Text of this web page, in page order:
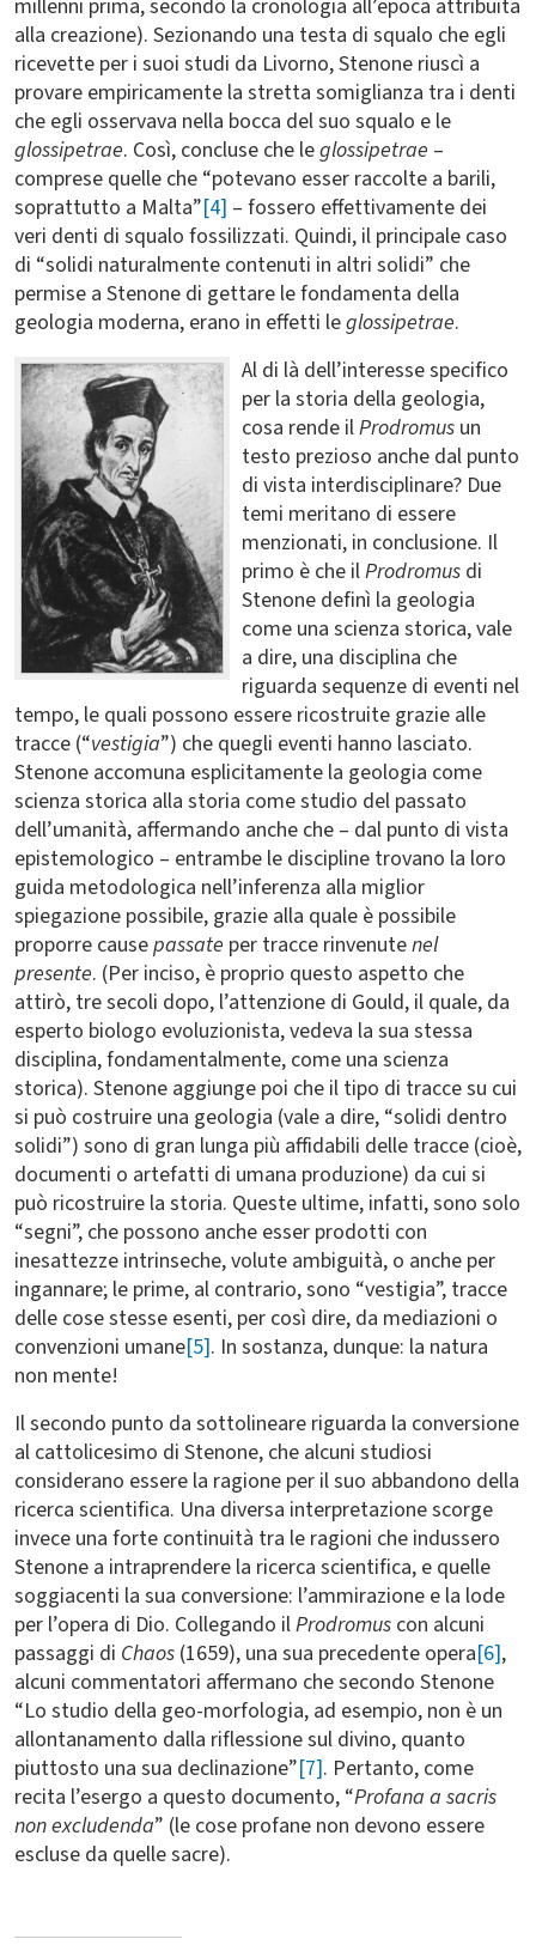
millenni prima, secondo la cronologia all’epoca attribuita
alla creazione). Sezionando una testa di squalo che egli
ricevette per i suoi studi da Livorno, Stenone riuscì a
provare empiricamente la stretta somiglianza tra i denti
che egli osservava nella bocca del suo squalo e le
glossipetrae. Così, concluse che leglossipetrae –
comprese quelle che “potevano esser raccolte a barili,
soprattutto a Malta”[4] – fossero effettivamente dei
veri denti di squalo fossilizzati. Quindi, il principale caso
di “solidi naturalmente contenuti in altri solidi” che
permise a Stenone di gettare le fondamenta della
geologia moderna, erano in effetti leglossipetrae.
Al di là dell’interesse specifico
per la storia della geologia,
cosa rende ilProdromus un
testo prezioso anche dal punto
di vista interdisciplinare? Due
temi meritano di essere
menzionati, in conclusione. Il
primo è che ilProdromus di
Stenone definì la geologia
come una scienza storica, vale
a dire, una disciplina che
riguarda sequenze di eventi nel
tempo, le quali possono essere ricostruite grazie alle
tracce (“vestigia”) che quegli eventi hanno lasciato.
Stenone accomuna esplicitamente la geologia come
scienza storica alla storia come studio del passato
dell’umanità, affermando anche che – dal punto di vista
epistemologico – entrambe le discipline trovano la loro
guida metodologica nell’inferenza alla miglior
spiegazione possibile, grazie alla quale è possibile
proporre causepassate per tracce rinvenutenel
presente. (Per inciso, è proprio questo aspetto che
attirò, tre secoli dopo, l’attenzione di Gould, il quale, da
esperto biologo evoluzionista, vedeva la sua stessa
disciplina, fondamentalmente, come una scienza
storica). Stenone aggiunge poi che il tipo di tracce su cui
si può costruire una geologia (vale a dire, “solidi dentro
solidi”) sono di gran lunga più affidabili delle tracce (cioè,
documenti o artefatti di umana produzione) da cui si
può ricostruire la storia. Queste ultime, infatti, sono solo
“segni”, che possono anche esser prodotti con
inesattezze intrinseche, volute ambiguità, o anche per
ingannare; le prime, al contrario, sono “vestigia”, tracce
delle cose stesse esenti, per così dire, da mediazioni o
convenzioni umane[5]. In sostanza, dunque: la natura
non mente!
Il secondo punto da sottolineare riguarda la conversione
al cattolicesimo di Stenone, che alcuni studiosi
considerano essere la ragione per il suo abbandono della
ricerca scientifica. Una diversa interpretazione scorge
invece una forte continuità tra le ragioni che indussero
Stenone a intraprendere la ricerca scientifica, e quelle
soggiacenti la sua conversione: l’ammirazione e la lode
per l’opera di Dio. Collegando ilProdromus con alcuni
passaggi di Chaos (1659), una sua precedente opera[6],
alcuni commentatori affermano che secondo Stenone
“Lo studio della geo-morfologia, ad esempio, non è un
allontanamento dalla riflessione sul divino, quanto
piuttosto una sua declinazione”[7]. Pertanto, come
recita l’esergo a questo documento, “Profana a sacris
non excludenda” (le cose profane non devono essere
escluse da quelle sacre).